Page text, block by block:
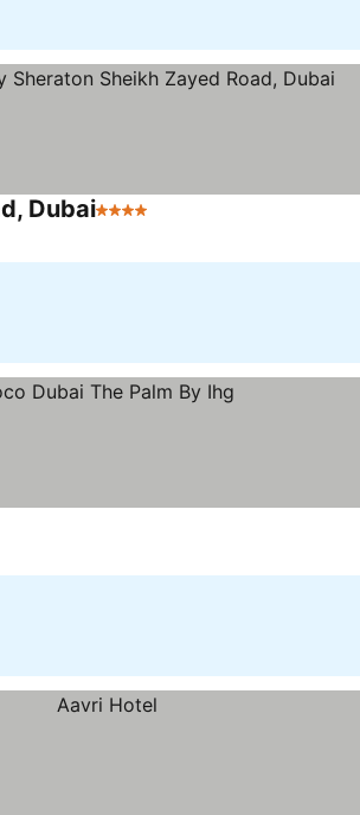
Dubai4 Zvezdice